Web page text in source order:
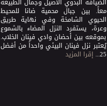
معاً. بين جبال محمية ضانا للمحيط
الحيوي الشامخة وفي نهاية طريق
وعرة، يستفرد النزل المضاء بالشموع
بموقعه بين أحضان وادي فينان الخلاب.
يُعتبر نزل فينان البيئي واحداً من أفضل
25... إقرا المزيد